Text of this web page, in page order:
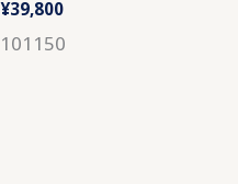
¥39,800
101150